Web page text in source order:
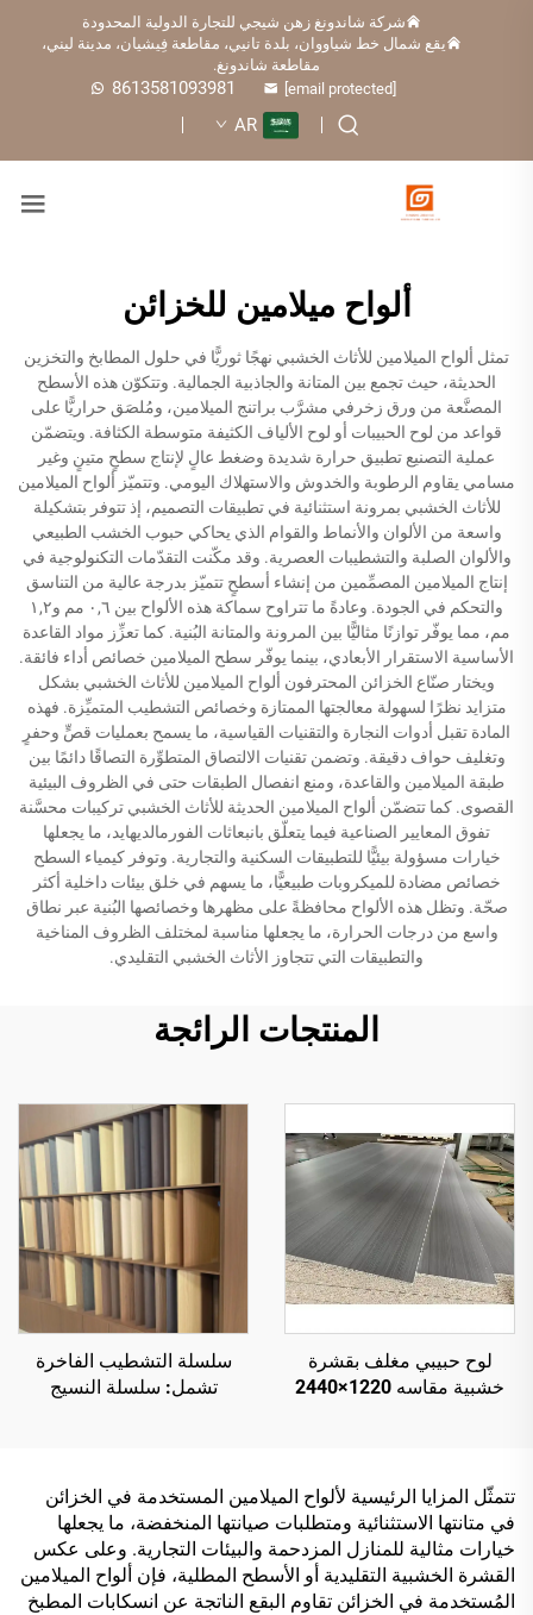
شركة شاندونغ زهن شيجي للتجارة الدولية المحدودة
يقع شمال خط شياووان، بلدة تانيي، مقاطعة فِيشيان، مدينة ليني،
مقاطعة شاندونغ.
[email protected]
8613581093981
AR
ألواح ميلامين للخزائن
تمثل ألواح الميلامين للأثاث الخشبي نهجًا ثوريًّا في حلول المطابخ والتخزين
الحديثة، حيث تجمع بين المتانة والجاذبية الجمالية. وتتكوّن هذه الأسطح
المصنَّعة من ورق زخرفي مشرَّب براتنج الميلامين، ومُلصَق حراريًّا على
قواعد من لوح الحبيبات أو لوح الألياف الكثيفة متوسطة الكثافة. ويتضمّن
عملية التصنيع تطبيق حرارة شديدة وضغط عالٍ لإنتاج سطحٍ متينٍ وغير
مسامي يقاوم الرطوبة والخدوش والاستهلاك اليومي. وتتميّز ألواح الميلامين
للأثاث الخشبي بمرونة استثنائية في تطبيقات التصميم، إذ تتوفر بتشكيلة
واسعة من الألوان والأنماط والقوام الذي يحاكي حبوب الخشب الطبيعي
والألوان الصلبة والتشطيبات العصرية. وقد مكّنت التقدّمات التكنولوجية في
إنتاج الميلامين المصمِّمين من إنشاء أسطحٍ تتميّز بدرجة عالية من التناسق
والتحكم في الجودة. وعادةً ما تتراوح سماكة هذه الألواح بين ٠,٦ مم و١,٢
مم، مما يوفّر توازنًا مثاليًّا بين المرونة والمتانة البُنية. كما تعزِّز مواد القاعدة
الأساسية الاستقرار الأبعادي، بينما يوفّر سطح الميلامين خصائص أداء فائقة.
ويختار صنّاع الخزائن المحترفون ألواح الميلامين للأثاث الخشبي بشكل
متزايد نظرًا لسهولة معالجتها الممتازة وخصائص التشطيب المتميِّزة. فهذه
المادة تقبل أدوات النجارة والتقنيات القياسية، ما يسمح بعمليات قصٍّ وحفرٍ
وتغليف حواف دقيقة. وتضمن تقنيات الالتصاق المتطوِّرة التصاقًا دائمًا بين
طبقة الميلامين والقاعدة، ومنع انفصال الطبقات حتى في الظروف البيئية
القصوى. كما تتضمّن ألواح الميلامين الحديثة للأثاث الخشبي تركيبات محسَّنة
تفوق المعايير الصناعية فيما يتعلّق بانبعاثات الفورمالديهايد، ما يجعلها
خيارات مسؤولة بيئيًّا للتطبيقات السكنية والتجارية. وتوفر كيمياء السطح
خصائص مضادة للميكروبات طبيعيًّا، ما يسهم في خلق بيئات داخلية أكثر
صحّة. وتظل هذه الألواح محافظةً على مظهرها وخصائصها البُنية عبر نطاق
واسع من درجات الحرارة، ما يجعلها مناسبة لمختلف الظروف المناخية
والتطبيقات التي تتجاوز الأثاث الخشبي التقليدي.
المنتجات الرائجة
لوح حبيبي مغلف بقشرة
خشبية مقاسه 1220×2440
الخزائن
سلسلة التشطيب الفاخرة
تشمل: سلسلة النسيج
الحبر الشرقي الشعري،
وتُستخدم على ألواح MDF
والخشب الرقائقي واللوح
الحبيبي والبلوكبورد
تتمثّل المزايا الرئيسية لألواح الميلامين المستخدمة في الخزائن
في متانتها الاستثنائية ومتطلبات صيانتها المنخفضة، ما يجعلها
خيارات مثالية للمنازل المزدحمة والبيئات التجارية. وعلى عكس
القشرة الخشبية التقليدية أو الأسطح المطلية، فإن ألواح الميلامين
المُستخدمة في الخزائن تقاوم البقع الناتجة عن انسكابات المطبخ